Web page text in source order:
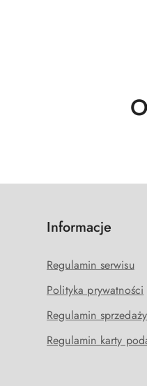
Informacje
Regulamin serwisu
Polityka prywatności
Regulamin sprzedaży
Regulamin karty